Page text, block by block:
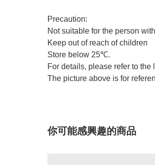
Precaution:
Not suitable for the person
Keep out of reach of children
Store below 25℃.
For details, please refer to
The picture above is for
你可能感興趣的商品